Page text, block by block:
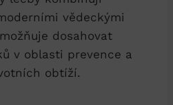
vědeckými
dosahovat
v oblasti prevence a
obtíží.